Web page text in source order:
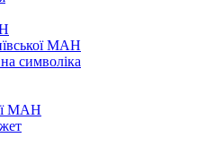
МАН
символіка
МАН